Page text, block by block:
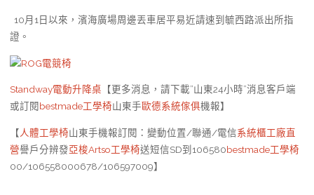
10月1日以來，濱海廣場周邊丟車居平易近請速到毓西路派出所指
證。
ROG電競椅
Standway電動升降桌 【更多消息，請下載”山東24小時”消息客戶端
或訂閱bestmade工學椅山東手歐德系統傢俱機報】
【人體工學椅山東手機報訂閱：變動位置/聯通/電信系統櫃工廠直
營譽戶分辨發亞梭Artso工學椅送短信SD到106580bestmade工學椅
00/106558000678/106597009】